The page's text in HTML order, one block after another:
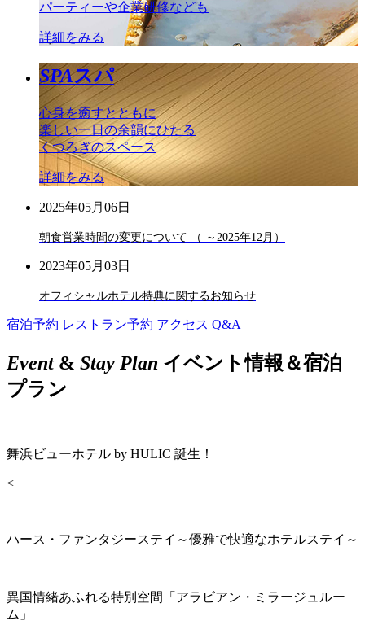
パーティーや企業研修なども
詳細をみる
SPAスパ
心身を癒すとともに
楽しい一日の余韻にひたる
くつろぎのスペース
詳細をみる
2025年05月06日
朝食営業時間の変更について （ ～2025年12月）
2023年05月03日
オフィシャルホテル特典に関するお知らせ
宿泊予約 レストラン予約 アクセス Q&A
Event& Stay Plan イベント情報＆宿泊
プラン
舞浜ビューホテル by HULIC 誕生！
<
ハース・ファンタジーステイ～優雅で快適なホテルステイ～
異国情緒あふれる特別空間「アラビアン・ミラージュルー
ム」